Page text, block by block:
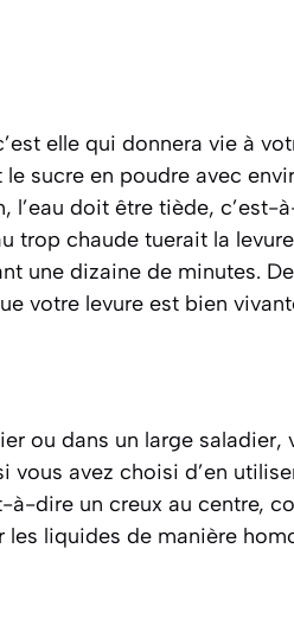
elle qui donnera vie à
sucre en poudre avec
l’eau doit être tiède, c’est-
trop chaude tuerait la
une dizaine de minutes.
votre levure est bien
ou dans un large saladier,
vous avez choisi d’en
à-dire un creux au centre,
liquides de manière